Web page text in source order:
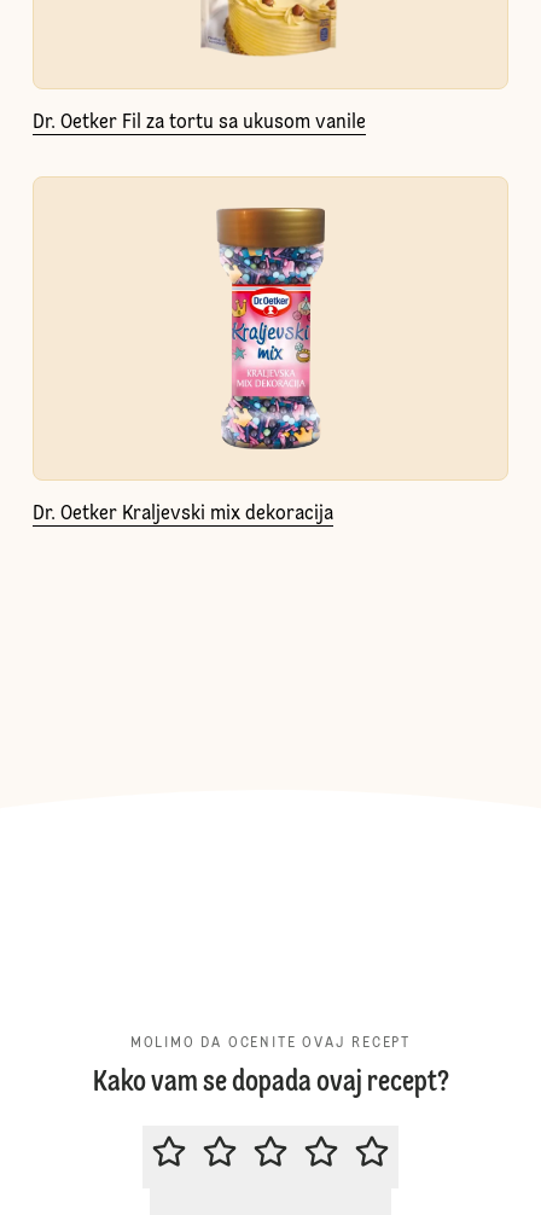
Dr. Oetker Fil za tortu sa ukusom vanile
Dr. Oetker Kraljevski mix dekoracija
MOLIMO DA OCENITE OVAJ RECEPT
Kako vam se dopada ovaj recept?
MOLIMO DA OCENITE OVAJ